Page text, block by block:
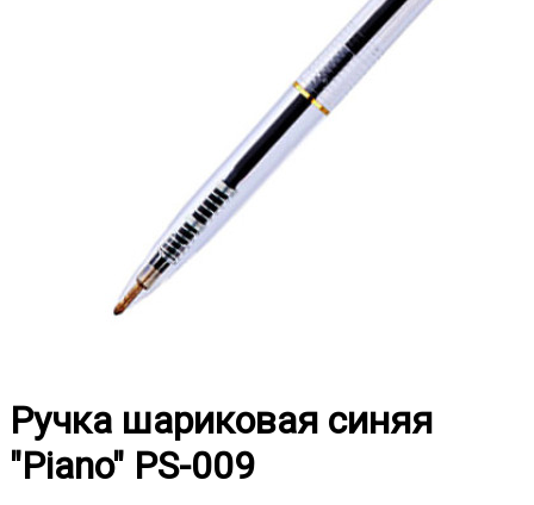
Ручка шариковая синяя
"Piano" PS-009